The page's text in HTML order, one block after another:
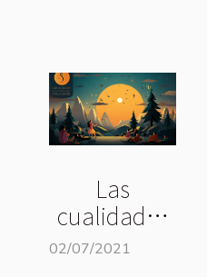
Las
cualidades
para ser
02/07/2021